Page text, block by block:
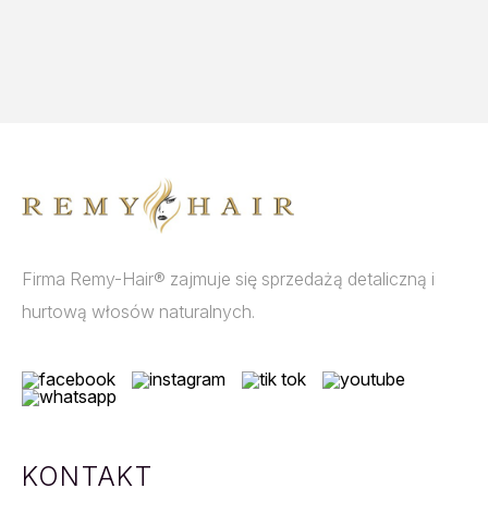
Firma Remy-Hair® zajmuje się sprzedażą detaliczną i
hurtową włosów naturalnych.
KONTAKT